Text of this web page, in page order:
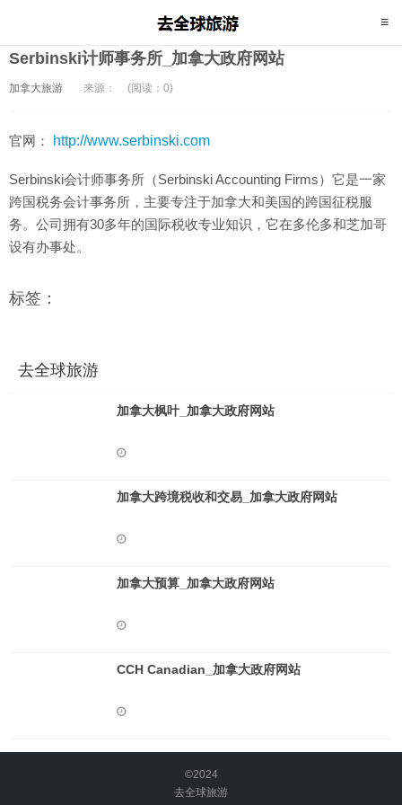
Serbinski计师事务所_加拿大政府网站
加拿大旅游 来源： (阅读：0)
官网： http://www.serbinski.com
Serbinski会计师事务所（Serbinski Accounting Firms）它是一家
跨国税务会计事务所，主要专注于加拿大和美国的跨国征税服
务。公司拥有30多年的国际税收专业知识，它在多伦多和芝加哥
设有办事处。
标签：
去全球旅游
加拿大枫叶_加拿大政府网站
加拿大跨境税收和交易_加拿大政府网站
加拿大预算_加拿大政府网站
CCH Canadian_加拿大政府网站
©2024
去全球旅游